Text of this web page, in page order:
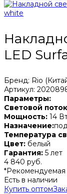
LED
Бренд: Rio
Артикул:
Параметры:
Световой поток
Мощность: 14
Назначение:
Температура
Цвет: белый
Гарантия: 5 лет
4 840 руб.
*Рекомендуемая
Есть в наличии
Купить оптом